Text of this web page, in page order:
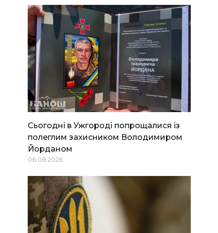
Сьогодні в Ужгороді попрощалися із
полеглим захисником Володимиром
Йорданом
06.08.2026